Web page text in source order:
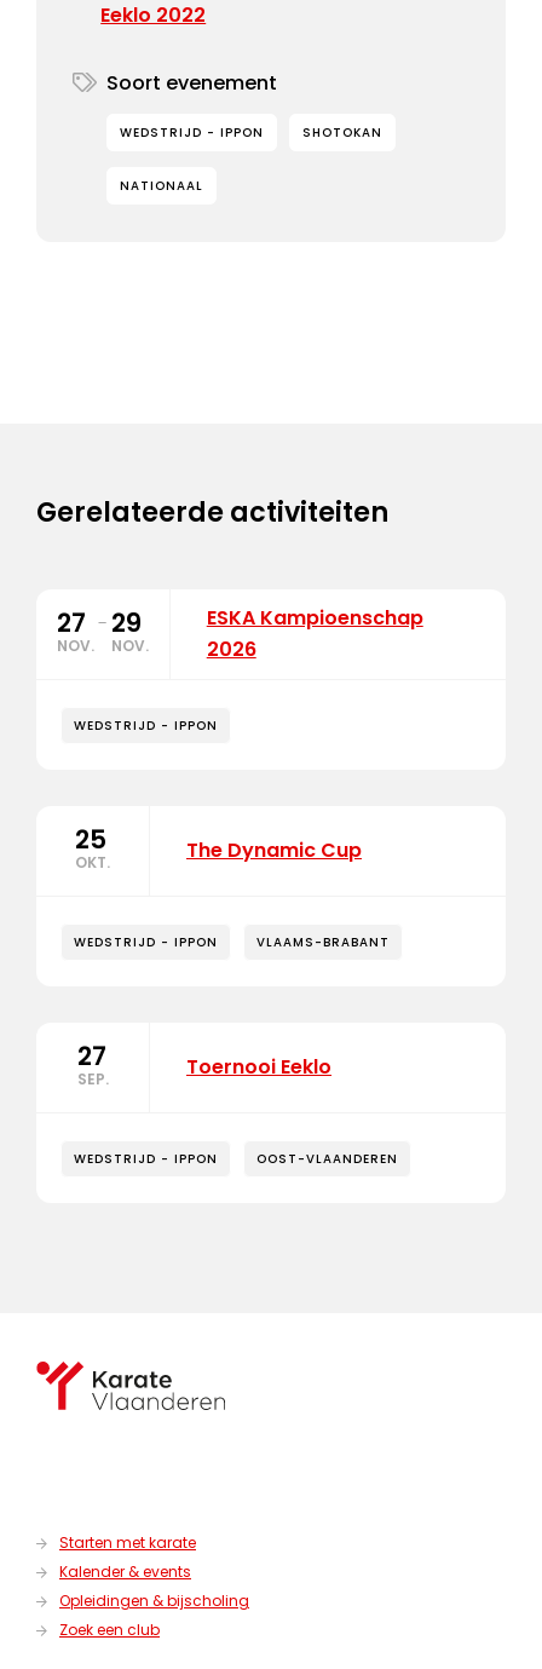
Eeklo 2022
Soort evenement
WEDSTRIJD - IPPON SHOTOKAN
NATIONAAL
Gerelateerde activiteiten
27
NOV.
- 29
NOV.
ESKA Kampioenschap
2026
WEDSTRIJD - IPPON
25
OKT. The Dynamic Cup
WEDSTRIJD - IPPON VLAAMS-BRABANT
27
SEP. Toernooi Eeklo
WEDSTRIJD - IPPON OOST-VLAANDEREN
Starten met karate
Kalender & events
Opleidingen & bijscholing
Zoek een club